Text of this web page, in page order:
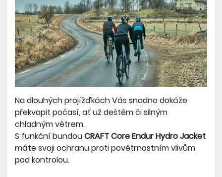
Na dlouhých projížďkách Vás snadno dokáže
překvapit počasí, ať už deštěm či silným
chladným větrem.
S funkční bundouCRAFT Core Endur Hydro Jacket
máte svoji ochranu proti povětrnostním vlivům
pod kontrolou.